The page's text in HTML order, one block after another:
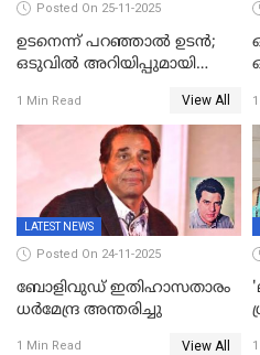
Posted On 25-11-2025
ഉടനെന്ന് പറഞ്ഞാൽ ഉടൻ;
ഒടുവിൽ അറിയിപ്പുമായി
റിലീസ് തീയതി പുറത്ത്
1 Min Read View All
LATEST NEWS
Posted On 24-11-2025
ബോളിവുഡ് ഇതിഹാസതാരം
ധർമേന്ദ്ര അന്തരിച്ചു
1 Min Read View All